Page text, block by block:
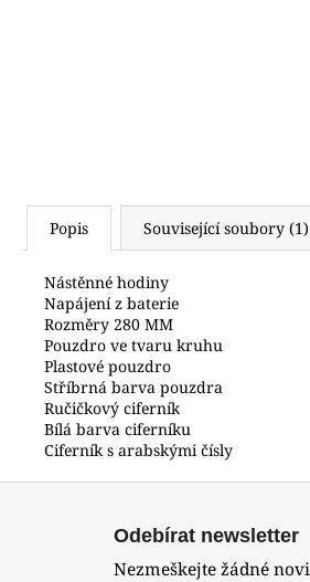
Popis Související soubory (1)
Nástěnné hodiny
Napájení z baterie
Rozměry 280 MM
Pouzdro ve tvaru kruhu
Plastové pouzdro
Stříbrná barva pouzdra
Ručičkový ciferník
Bílá barva ciferníku
Ciferník s arabskými čísly
Odebírat newsletter
Nezmeškejte žádné